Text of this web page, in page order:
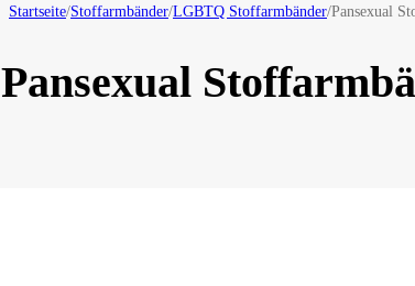
Startseite/Stoffarmbänder/LGBTQ Stoffarmbänder/Pansexual
Pansexual